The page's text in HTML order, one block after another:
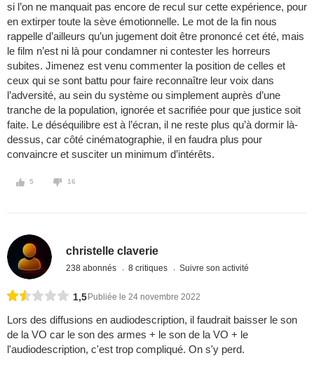
si l’on ne manquait pas encore de recul sur cette expérience, pour
en extirper toute la sève émotionnelle. Le mot de la fin nous
rappelle d’ailleurs qu’un jugement doit être prononcé cet été, mais
le film n’est ni là pour condamner ni contester les horreurs
subites. Jimenez est venu commenter la position de celles et
ceux qui se sont battu pour faire reconnaître leur voix dans
l’adversité, au sein du système ou simplement auprès d’une
tranche de la population, ignorée et sacrifiée pour que justice soit
faite. Le déséquilibre est à l’écran, il ne reste plus qu’à dormir là-
dessus, car côté cinématographie, il en faudra plus pour
convaincre et susciter un minimum d’intérêts.
5 16
christelle claverie
238 abonnés 8 critiques Suivre son activité
1,5 Publiée le 24 novembre 2022
Lors des diffusions en audiodescription, il faudrait baisser le son
de la VO car le son des armes + le son de la VO + le
l'audiodescription, c'est trop compliqué. On s'y perd.